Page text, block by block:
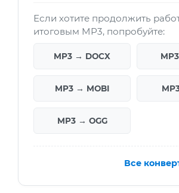
Если хотите продолжить
итоговым MP3, попробуйте:
MP3 → DOCX
MP3 → MOBI
MP3 → OGG
Все